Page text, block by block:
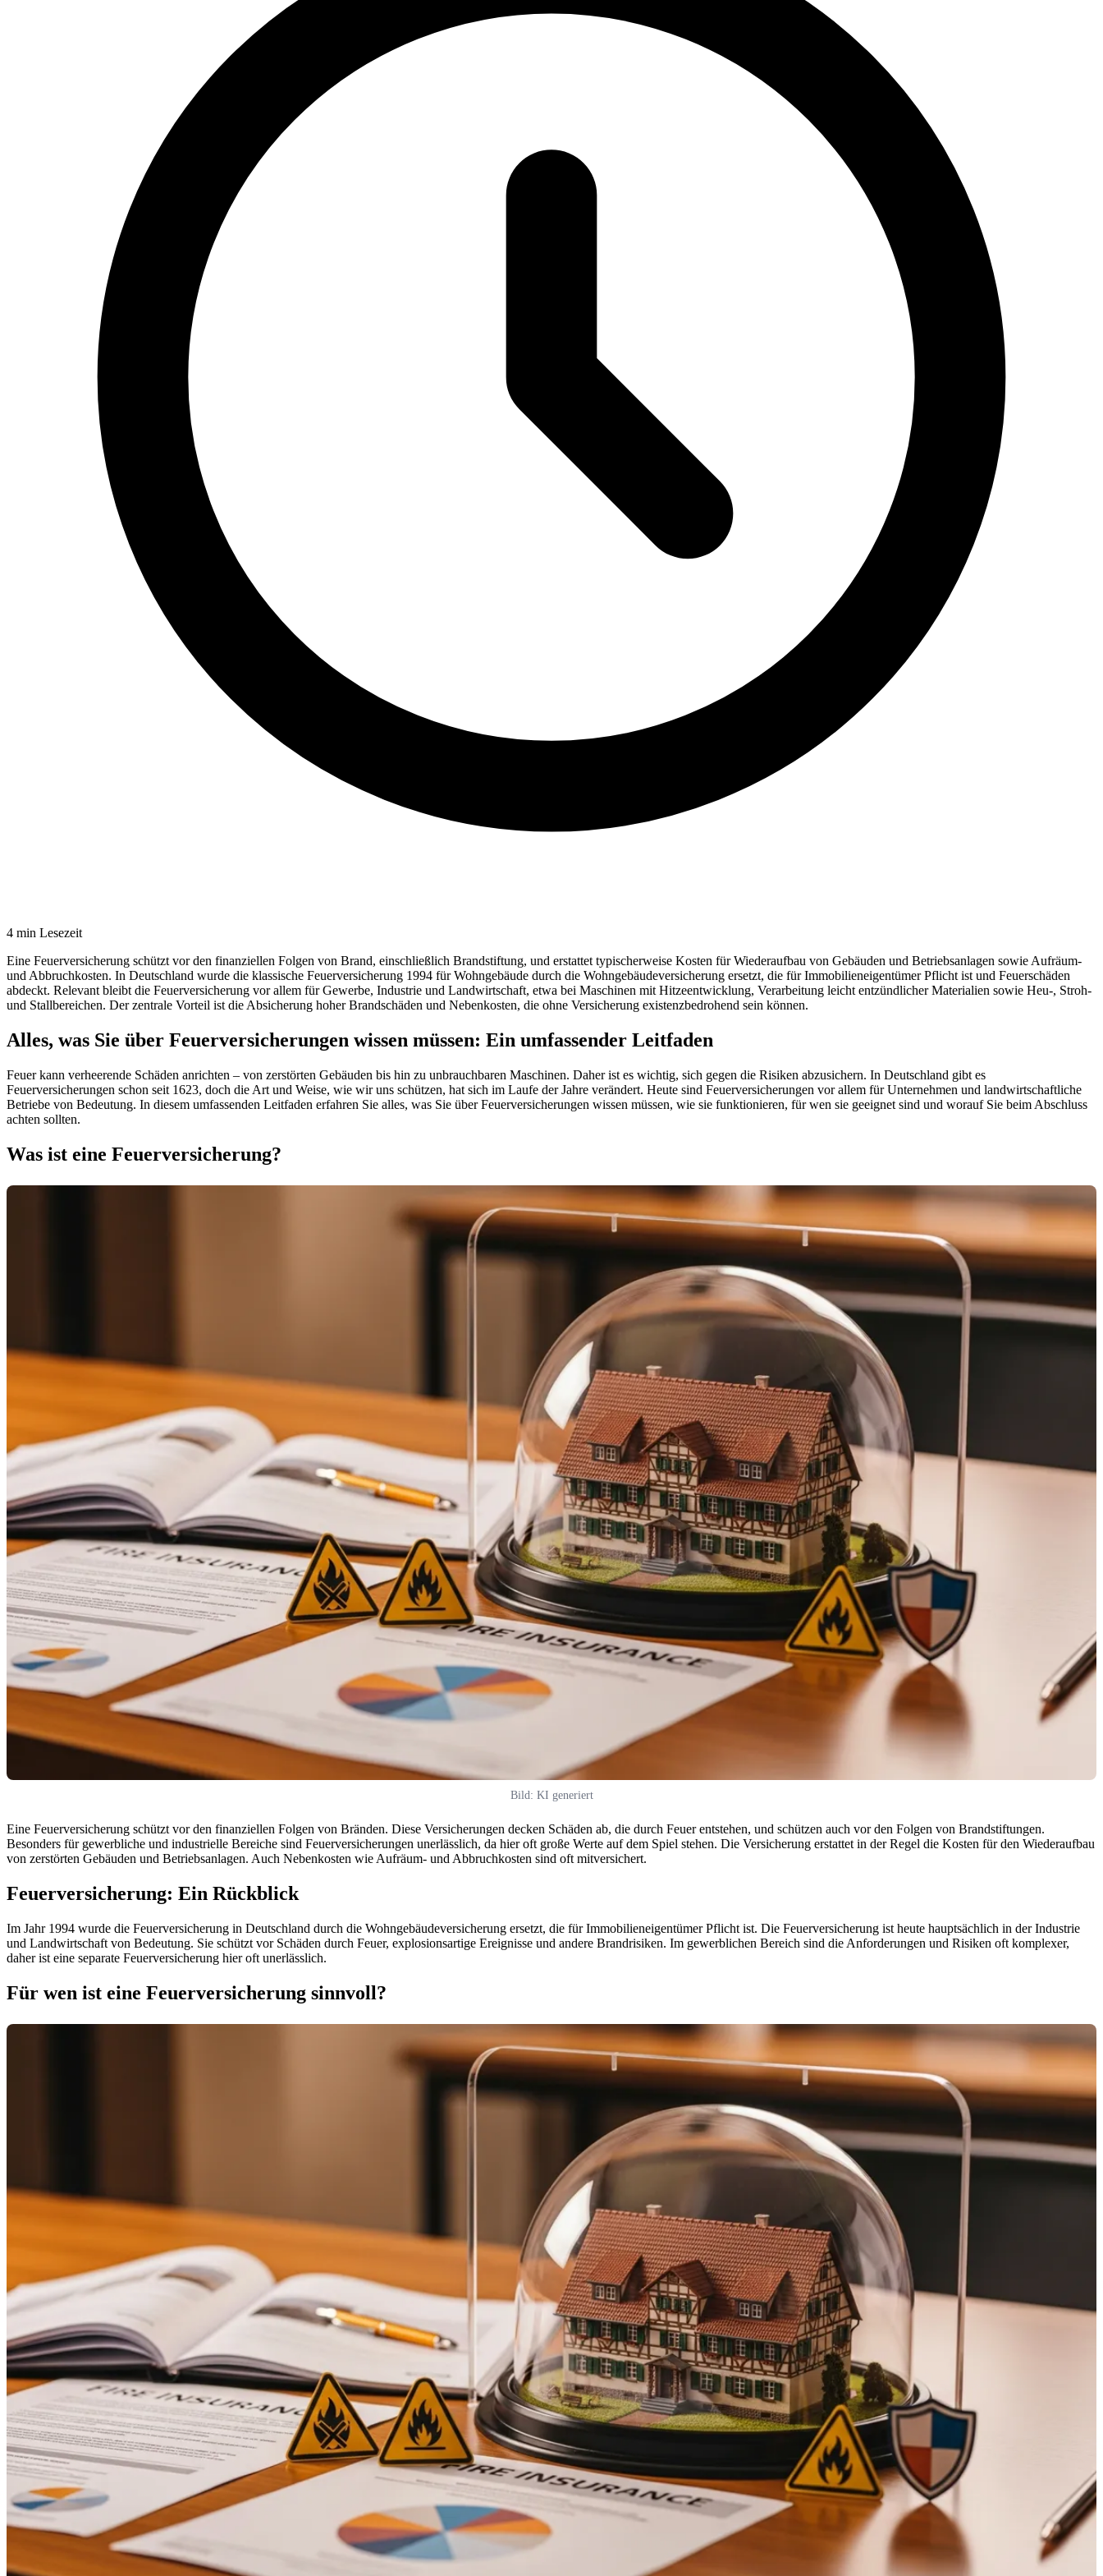
4 min Lesezeit
Eine Feuerversicherung schützt vor den finanziellen Folgen von Brand, einschließlich Brandstiftung, und erstattet typischerweise Kosten für Wiederaufbau von Gebäuden und Betriebsanlagen sowie Aufräum-
und Abbruchkosten. In Deutschland wurde die klassische Feuerversicherung 1994 für Wohngebäude durch die Wohngebäudeversicherung ersetzt, die für Immobilieneigentümer Pflicht ist und Feuerschäden
abdeckt. Relevant bleibt die Feuerversicherung vor allem für Gewerbe, Industrie und Landwirtschaft, etwa bei Maschinen mit Hitzeentwicklung, Verarbeitung leicht entzündlicher Materialien sowie Heu-, Stroh-
und Stallbereichen. Der zentrale Vorteil ist die Absicherung hoher Brandschäden und Nebenkosten, die ohne Versicherung existenzbedrohend sein können.
Alles, was Sie über Feuerversicherungen wissen müssen: Ein umfassender Leitfaden
Feuer kann verheerende Schäden anrichten – von zerstörten Gebäuden bis hin zu unbrauchbaren Maschinen. Daher ist es wichtig, sich gegen die Risiken abzusichern. In Deutschland gibt es
Feuerversicherungen schon seit 1623, doch die Art und Weise, wie wir uns schützen, hat sich im Laufe der Jahre verändert. Heute sind Feuerversicherungen vor allem für Unternehmen und landwirtschaftliche
Betriebe von Bedeutung. In diesem umfassenden Leitfaden erfahren Sie alles, was Sie über Feuerversicherungen wissen müssen, wie sie funktionieren, für wen sie geeignet sind und worauf Sie beim Abschluss
achten sollten.
Was ist eine Feuerversicherung?
Bild: KI generiert
Eine Feuerversicherung schützt vor den finanziellen Folgen von Bränden. Diese Versicherungen decken Schäden ab, die durch Feuer entstehen, und schützen auch vor den Folgen von Brandstiftungen.
Besonders für gewerbliche und industrielle Bereiche sind Feuerversicherungen unerlässlich, da hier oft große Werte auf dem Spiel stehen. Die Versicherung erstattet in der Regel die Kosten für den Wiederaufbau
von zerstörten Gebäuden und Betriebsanlagen. Auch Nebenkosten wie Aufräum- und Abbruchkosten sind oft mitversichert.
Feuerversicherung: Ein Rückblick
Im Jahr 1994 wurde die Feuerversicherung in Deutschland durch die Wohngebäudeversicherung ersetzt, die für Immobilieneigentümer Pflicht ist. Die Feuerversicherung ist heute hauptsächlich in der Industrie
und Landwirtschaft von Bedeutung. Sie schützt vor Schäden durch Feuer, explosionsartige Ereignisse und andere Brandrisiken. Im gewerblichen Bereich sind die Anforderungen und Risiken oft komplexer,
daher ist eine separate Feuerversicherung hier oft unerlässlich.
Für wen ist eine Feuerversicherung sinnvoll?